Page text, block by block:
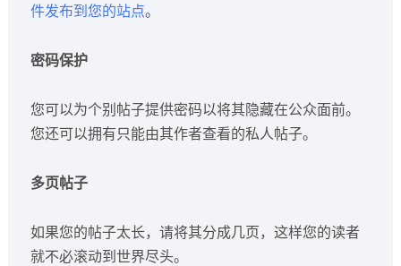
件发布到您的站点。
密码保护
您可以为个别帖子提供密码以将其隐藏在公众面前。
您还可以拥有只能由其作者查看的私人帖子。
多页帖子
如果您的帖子太长，请将其分成几页，这样您的读者
就不必滚动到世界尽头。